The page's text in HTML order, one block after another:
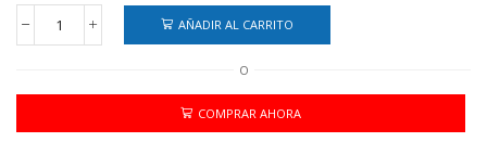
SOPAS
DE
27
SERIE
AÑADIR AL CARRITO
O
COMPRAR AHORA